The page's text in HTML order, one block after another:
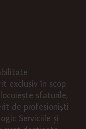
exclusiv în scop
sfaturile,
de profesioniști
Serviciile și